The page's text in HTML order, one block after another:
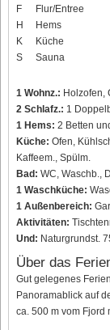
F
Flur/Entree
H
Hems
K
Küche
S
Sauna
1 Wohnz.: Holzofen,
2 Schlafz.: 1
1 Hems: 2 Betten
Küche: Ofen,
Kaffeem., Spülm.
Bad: WC, Waschb.,
1 Waschküche:
1 Außenbereich:
Aktivitäten:
Und: Naturgrundst.
Über das
Gut gelegenes
Panoramablick auf
ca. 500 m vom Fjord